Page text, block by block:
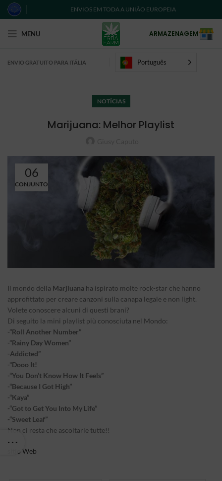
ENVIOS EM TODA A UNIÃO EUROPEIA
MENU ARMAZENAGEM
ENVIO GRATUITO PARA ITÁLIA Português
NOTÍCIAS
Marijuana: Melhor Playlist
06
CONJUNTO
Il mondo della Marjiuana ha ispirato molte rock-star che hanno
approfittato per creare canzoni sulla canapa legale e non light.
Volete conoscere alcuni di questi brani?
Di seguito la mini playlist più conosciuta nel Mondo:
-“Roll Another Number”
-“Rainy Day Women”
-Addicted”
-“Dooo It!
-“You Don’t Know How It Feels”
-“Because I Got High”
-“Kaya”
-“Got to Get You Into My Life”
-“Sweet Leaf”
Non ci resta che ascoltarle tutte!!
sítio Web